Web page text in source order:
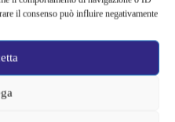
il consenso può influire negativamente